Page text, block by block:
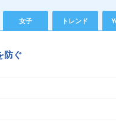
女子 トレンド
防ぐ